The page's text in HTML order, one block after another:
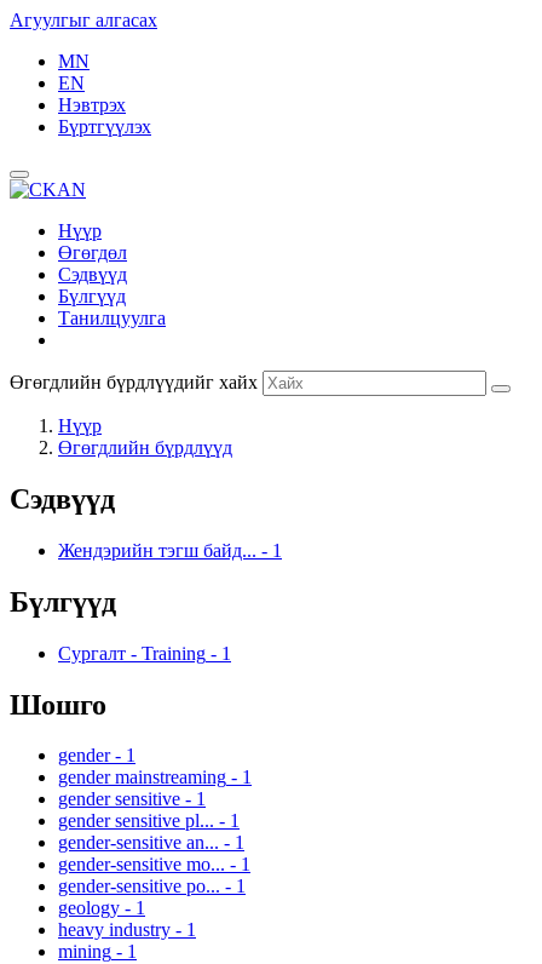
Агуулгыг алгасах
MN
EN
Нэвтрэх
Бүртгүүлэх
Нүүр
Өгөгдөл
Сэдвүүд
Бүлгүүд
Танилцуулга
Өгөгдлийн бүрдлүүдийг хайх
Нүүр
Өгөгдлийн бүрдлүүд
Сэдвүүд
Жендэрийн тэгш байд... - 1
Бүлгүүд
Сургалт - Training - 1
Шошго
gender - 1
gender mainstreaming - 1
gender sensitive - 1
gender sensitive pl... - 1
gender-sensitive an... - 1
gender-sensitive mo... - 1
gender-sensitive po... - 1
geology - 1
heavy industry - 1
mining - 1